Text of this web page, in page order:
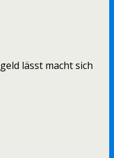
lässt macht sich